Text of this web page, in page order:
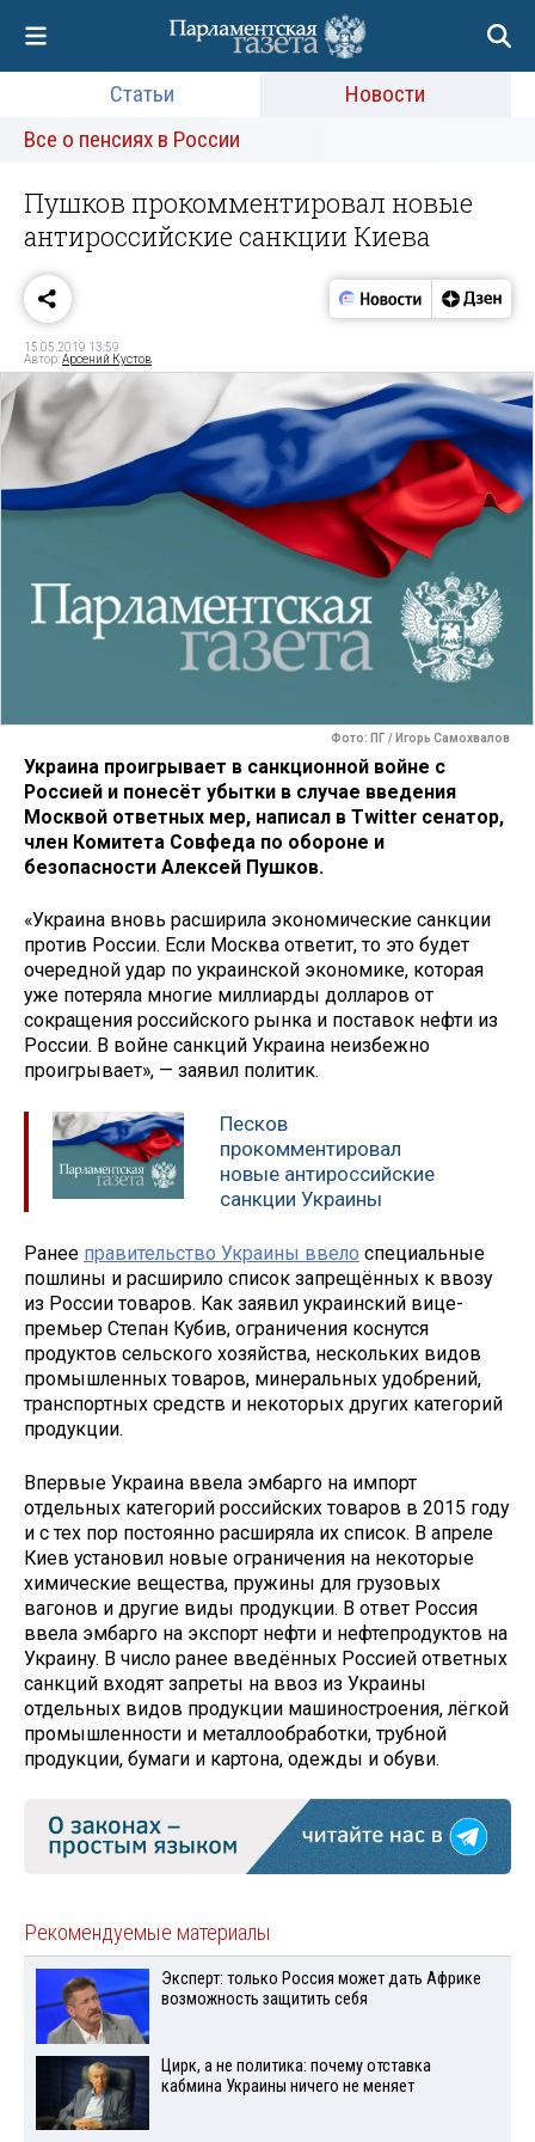
Статьи
Новости
Все о пенсиях в России
Пушков прокомментировал новые
антироссийские санкции Киева
15.05.2019 13:59
Автор:Арсений Кустов
Фото: ПГ / Игорь Самохвалов
Украина проигрывает в санкционной войне с
Россией и понесёт убытки в случае введения
Москвой ответных мер, написал в Twitter сенатор,
член Комитета Совфеда по обороне и
безопасности Алексей Пушков.
«Украина вновь расширила экономические санкции
против России. Если Москва ответит, то это будет
очередной удар по украинской экономике, которая
уже потеряла многие миллиарды долларов от
сокращения российского рынка и поставок нефти из
России. В войне санкций Украина неизбежно
проигрывает», — заявил политик.
Песков
прокомментировал
новые антироссийские
санкции Украины
Ранее правительство Украины ввело специальные
пошлины и расширило список запрещённых к ввозу
из России товаров. Как заявил украинский вице-
премьер Степан Кубив, ограничения коснутся
продуктов сельского хозяйства, нескольких видов
промышленных товаров, минеральных удобрений,
транспортных средств и некоторых других категорий
продукции.
Впервые Украина ввела эмбарго на импорт
отдельных категорий российских товаров в 2015 году
и с тех пор постоянно расширяла их список. В апреле
Киев установил новые ограничения на некоторые
химические вещества, пружины для грузовых
вагонов и другие виды продукции. В ответ Россия
ввела эмбарго на экспорт нефти и нефтепродуктов на
Украину. В число ранее введённых Россией ответных
санкций входят запреты на ввоз из Украины
отдельных видов продукции машиностроения, лёгкой
промышленности и металлообработки, трубной
продукции, бумаги и картона, одежды и обуви.
Рекомендуемые материалы
Эксперт: только Россия может дать Африке
возможность защитить себя
Цирк, а не политика: почему отставка
кабмина Украины ничего не меняет